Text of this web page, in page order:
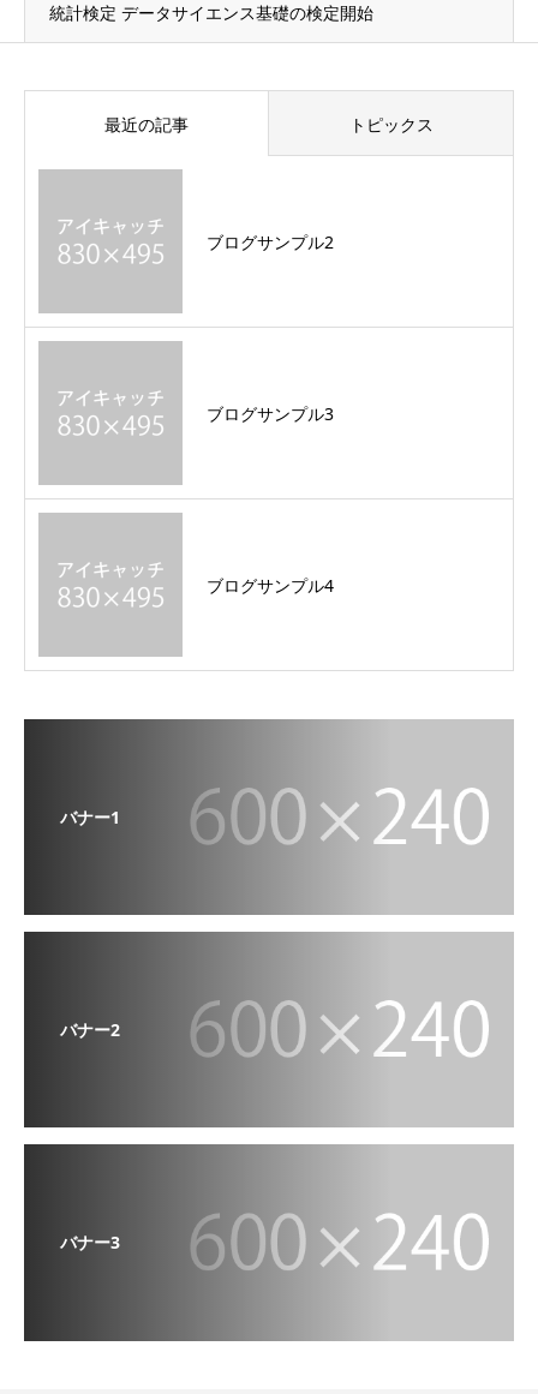
統計検定 データサイエンス基礎の検定開始
最近の記事 トピックス
ブログサンプル2
ブログサンプル3
ブログサンプル4
バナー1
バナー2
バナー3